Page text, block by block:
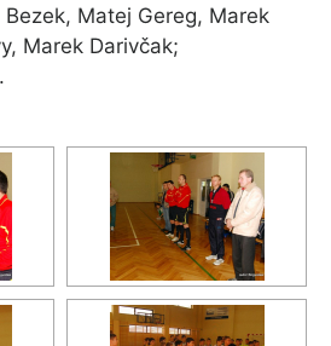
Matej Gereg, Marek
Marek Darivčak;